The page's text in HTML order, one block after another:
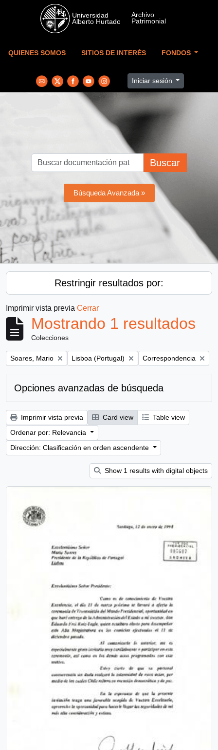
Skip to main content
QUIENES SOMOS SITIOS DE INTERÉS FONDOS
Iniciar sesión
Buscar
Búsqueda Avanzada »
Restringir resultados por:
Imprimir vista previa Cerrar
Mostrando 1 resultados
Colecciones
Remove filter:
Soares, Mario Remove filter:
Lisboa (Portugal) Remove filter:
Correspondencia
Opciones avanzadas de búsqueda
Imprimir vista previa Card view
Table view
Ordenar por: Relevancia
Dirección: Clasificación en orden ascendente
Show 1 results with digital objects